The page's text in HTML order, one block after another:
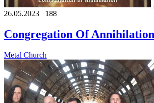
26.05.2023
188
Congregation Of Annihilation
Metal Church